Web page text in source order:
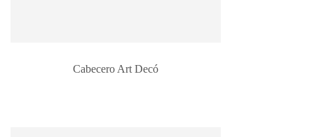
Cabecero Art Decó